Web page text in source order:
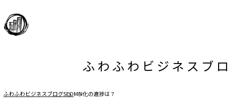
ふわふわビジネスブ
ふわふわビジネスブログSEOMFI化の進捗は？